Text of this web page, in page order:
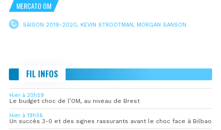
MERCATO OM
SAISON 2019-2020, KEVIN STROOTMAN, MORGAN SANSON
FIL INFOS
Hier à 20h59
Le budget choc de l’OM, au niveau de Brest
Hier à 19h56
Un succès 3-0 et des signes rassurants avant le choc face à Bilbao